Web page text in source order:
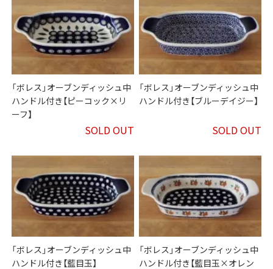
「ボレス」オーブンディッシュ中
ハンドル付き【ピーコック×リ
ーフ】
SOLD OUT
「ボレス」オーブンディッシュ中
ハンドル付き【ブルーデイジー】
SOLD OUT
「ボレス」オーブンディッシュ中
ハンドル付き【藍目玉】
「ボレス」オーブンディッシュ中
ハンドル付き【藍目玉×オレン